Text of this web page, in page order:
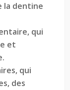
la dentine
qui
et
qui
des